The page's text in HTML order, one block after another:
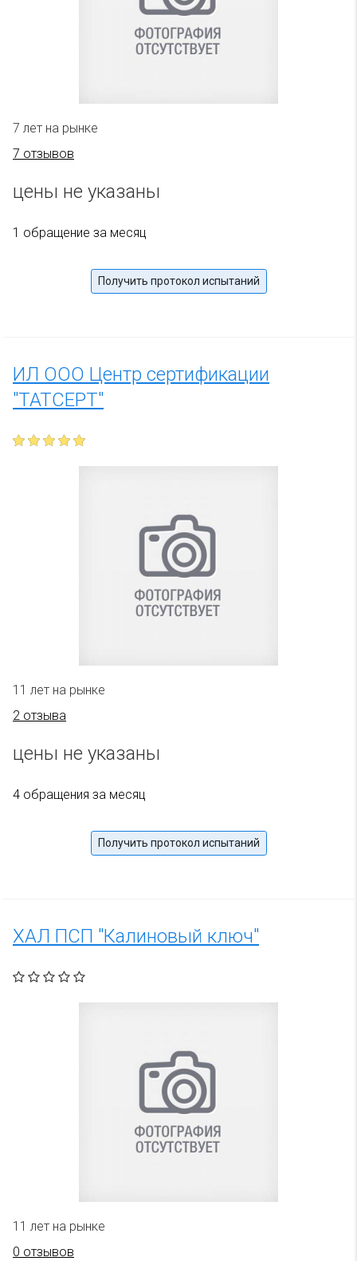
7 лет на рынке
7 отзывов
цены не указаны
1 обращение за месяц
Получить протокол испытаний
ИЛ ООО Центр сертификации
"ТАТСЕРТ"
11 лет на рынке
2 отзыва
цены не указаны
4 обращения за месяц
Получить протокол испытаний
ХАЛ ПСП "Калиновый ключ"
11 лет на рынке
0 отзывов